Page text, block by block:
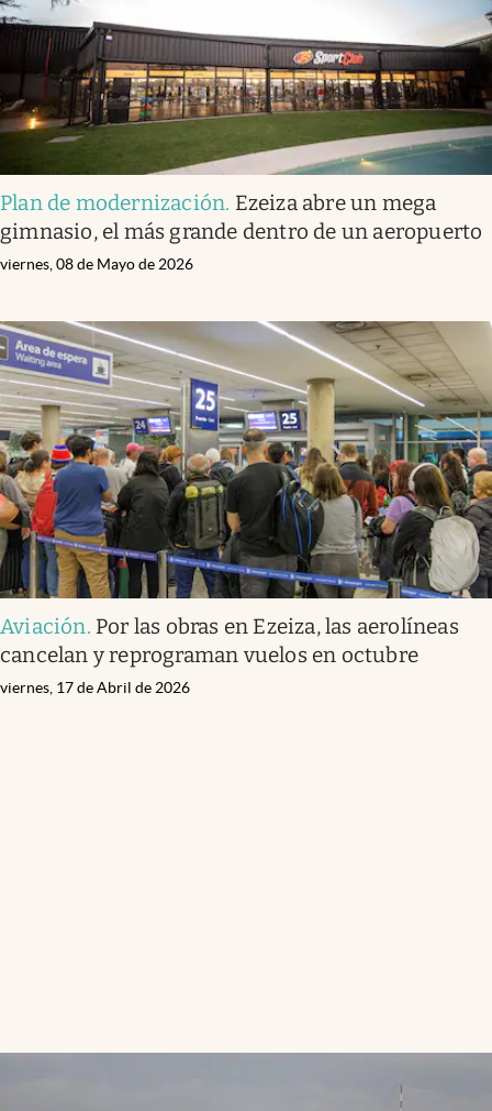
Plan de modernización. Ezeiza abre un mega
gimnasio, el más grande dentro de un aeropuerto
viernes, 08 de Mayo de 2026
Aviación. Por las obras en Ezeiza, las aerolíneas
cancelan y reprograman vuelos en octubre
viernes, 17 de Abril de 2026